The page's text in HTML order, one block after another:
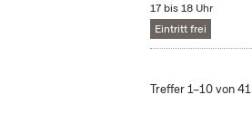
17 bis 18 Uhr
Eintritt frei
Treffer 1–10 von 41